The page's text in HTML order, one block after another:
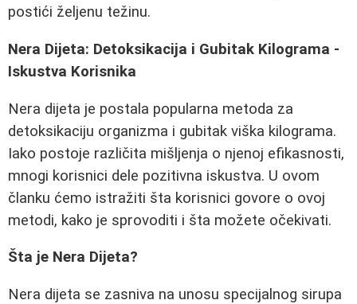
postići željenu težinu.
Nera Dijeta: Detoksikacija i Gubitak Kilograma -
Iskustva Korisnika
Nera dijeta je postala popularna metoda za
detoksikaciju organizma i gubitak viška kilograma.
Iako postoje različita mišljenja o njenoj efikasnosti,
mnogi korisnici dele pozitivna iskustva. U ovom
članku ćemo istražiti šta korisnici govore o ovoj
metodi, kako je sprovoditi i šta možete očekivati.
Šta je Nera Dijeta?
Nera dijeta se zasniva na unosu specijalnog sirupa